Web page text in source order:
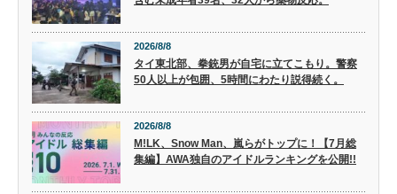
2026/8/8
タイ東北部、拳銃男が自宅に立てこもり。警察
50人以上が包囲、5時間にわたり説得続く。
2026/8/8
M!LK、Snow Man、嵐らがトップに！【7月総
集編】AWA独自のアイドルランキングを公開!!